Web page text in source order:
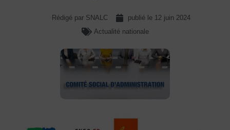
Rédigé par SNALC publié le 12 juin 2024
Actualité nationale